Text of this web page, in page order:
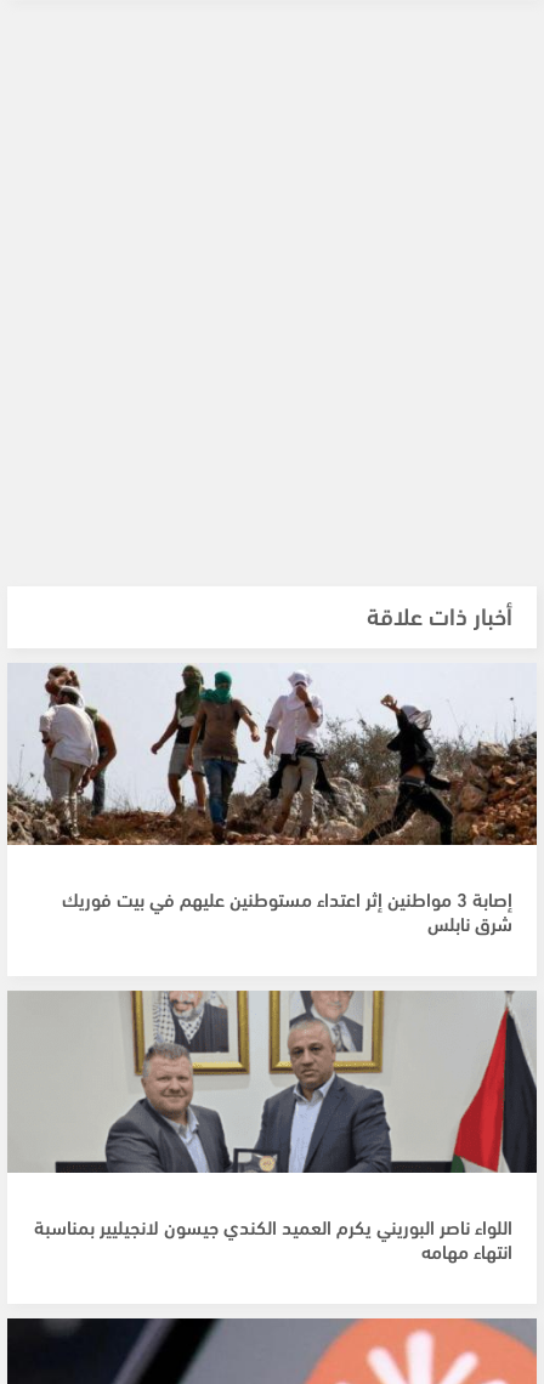
أخبار ذات علاقة
إصابة 3 مواطنين إثر اعتداء مستوطنين عليهم في بيت فوريك
شرق نابلس
اللواء ناصر البوريني يكرم العميد الكندي جيسون لانجيليير بمناسبة
انتهاء مهامه